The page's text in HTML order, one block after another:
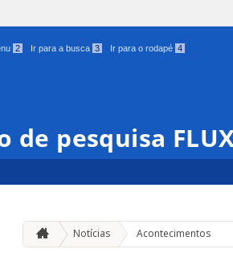
2 Ir para a busca 3 Ir para o rodapé 4
de pesquisa
Notícias Acontecimentos